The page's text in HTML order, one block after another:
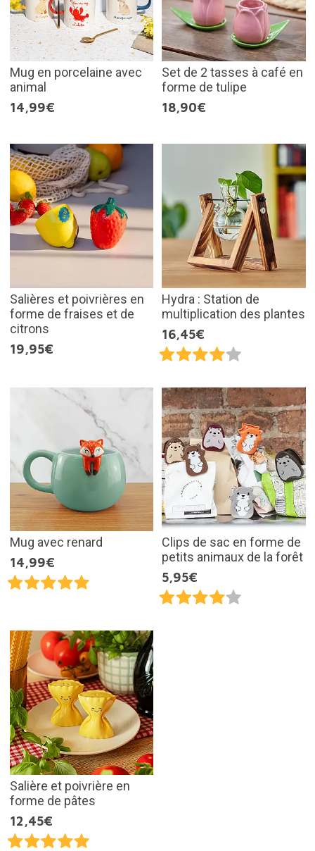
Mug en porcelaine avec
animal
14,99€
Set de 2 tasses à café en
forme de tulipe
18,90€
Salières et poivrières en
forme de fraises et de
citrons
19,95€
Hydra : Station de
multiplication des plantes
16,45€
Mug avec renard
14,99€
Clips de sac en forme de
petits animaux de la forêt
5,95€
Salière et poivrière en
forme de pâtes
12,45€